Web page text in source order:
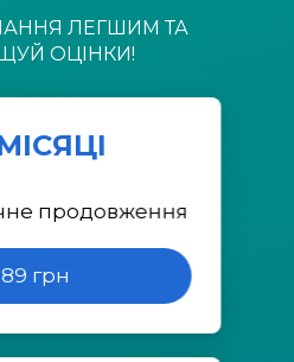
ЛЕГШИМ ТА
ОЦІНКИ!
продовження
грн